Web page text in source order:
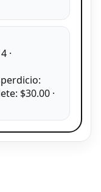
·
$30.00 ·